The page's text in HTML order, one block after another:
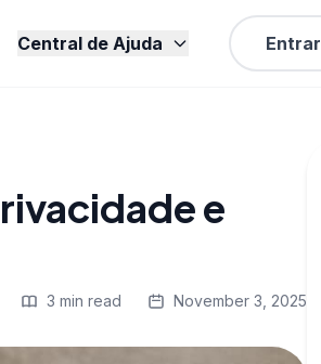
Central de Ajuda Entrar
e
3 min read November 3, 2025